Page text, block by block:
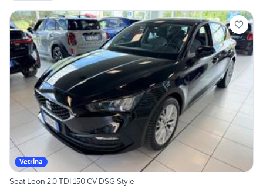
Vetrina
Seat Leon 2.0 TDI 150 CV DSG Style